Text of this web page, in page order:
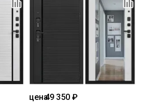
цена49 350 ₽